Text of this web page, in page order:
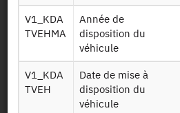
Men vls
Véhicule du
ménage
Q ind lieu teg
Mobilité
trajets vers
de Travail
ou Garde (TEG)
V1_KDA
TVEHMA
Année de
disposition du
véhicule
V1_KDA
TVEH
Date de mise à
disposition du
véhicule